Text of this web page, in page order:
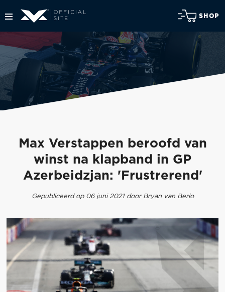
SHOP
Max Verstappen beroofd van
winst na klapband in GP
Azerbeidzjan: 'Frustrerend'
Gepubliceerd op 06 juni 2021 door Bryan van Berlo